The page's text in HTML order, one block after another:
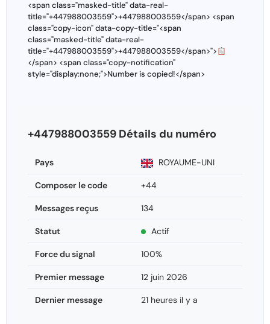
<span class="masked-title" data-real-
title="+447988003559">+447988003559</span> <span
class="copy-icon" data-copy-title="<span
class="masked-title" data-real-
title="+447988003559">+447988003559</span>">
</span> <span class="copy-notification"
style="display:none;">Number is copied!</span>
+447988003559 Détails du numéro
Pays ROYAUME-UNI
Composer le code +44
Messages reçus 134
Statut Actif
Force du signal 100%
Premier message 12 juin 2026
Dernier message 21 heures il y a